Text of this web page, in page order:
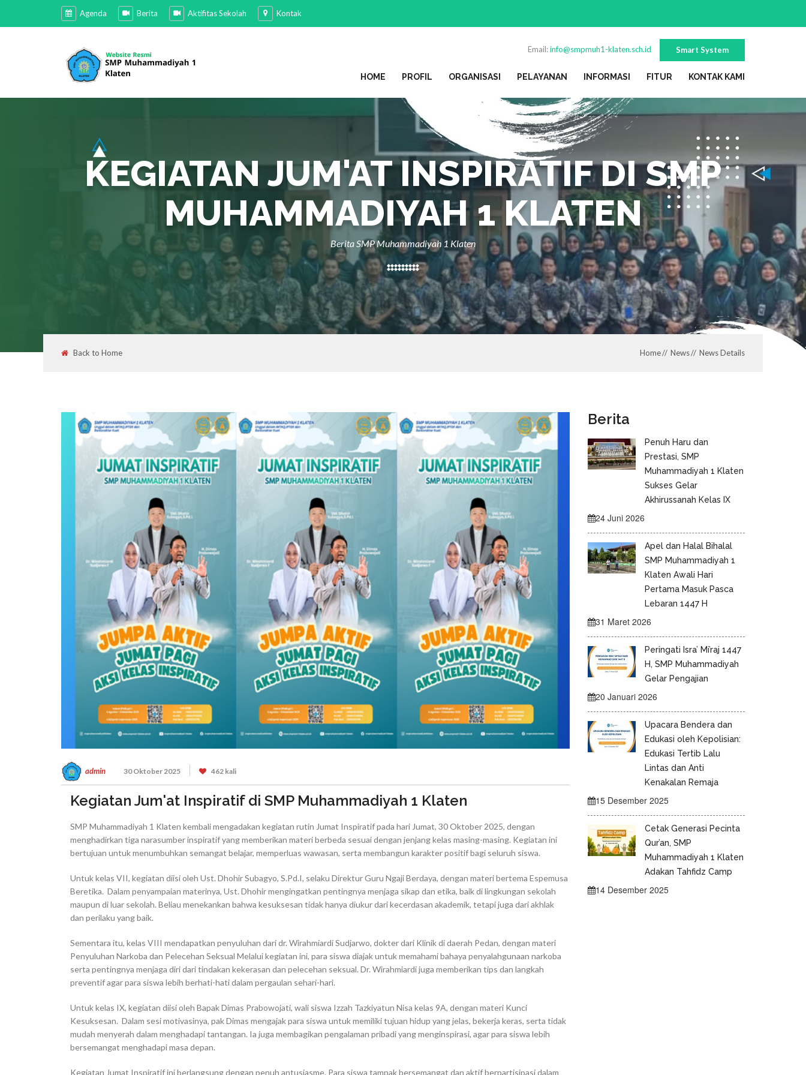
Agenda Berita Aktifitas Sekolah Kontak
Smart System
Email:info@smpmuh1-klaten.sch.id
HOME PROFIL ORGANISASI PELAYANAN INFORMASI FITUR KONTAK KAMI
KEGIATAN JUM'AT INSPIRATIF DI SMP
MUHAMMADIYAH 1 KLATEN
Berita SMP Muhammadiyah 1 Klaten
Back to Home Home News News Details
admin 30 Oktober 2025 462 kali
Kegiatan Jum'at Inspiratif di SMP Muhammadiyah 1 Klaten
SMP Muhammadiyah 1 Klaten kembali mengadakan kegiatan rutin Jumat Inspiratif pada hari Jumat, 30 Oktober 2025, dengan
menghadirkan tiga narasumber inspiratif yang memberikan materi berbeda sesuai dengan jenjang kelas masing-masing. Kegiatan ini
bertujuan untuk menumbuhkan semangat belajar, memperluas wawasan, serta membangun karakter positif bagi seluruh siswa.
Untuk kelas VII, kegiatan diisi oleh Ust. Dhohir Subagyo, S.Pd.I, selaku Direktur Guru Ngaji Berdaya, dengan materi bertema Espemusa
Beretika. Dalam penyampaian materinya, Ust. Dhohir mengingatkan pentingnya menjaga sikap dan etika, baik di lingkungan sekolah
maupun di luar sekolah. Beliau menekankan bahwa kesuksesan tidak hanya diukur dari kecerdasan akademik, tetapi juga dari akhlak
dan perilaku yang baik.
Sementara itu, kelas VIII mendapatkan penyuluhan dari dr. Wirahmiardi Sudjarwo, dokter dari Klinik di daerah Pedan, dengan materi
Penyuluhan Narkoba dan Pelecehan Seksual Melalui kegiatan ini, para siswa diajak untuk memahami bahaya penyalahgunaan narkoba
serta pentingnya menjaga diri dari tindakan kekerasan dan pelecehan seksual. Dr. Wirahmiardi juga memberikan tips dan langkah
preventif agar para siswa lebih berhati-hati dalam pergaulan sehari-hari.
Untuk kelas IX, kegiatan diisi oleh Bapak Dimas Prabowojati, wali siswa Izzah Tazkiyatun Nisa kelas 9A, dengan materi Kunci
Kesuksesan. Dalam sesi motivasinya, pak Dimas mengajak para siswa untuk memiliki tujuan hidup yang jelas, bekerja keras, serta tidak
mudah menyerah dalam menghadapi tantangan. Ia juga membagikan pengalaman pribadi yang menginspirasi, agar para siswa lebih
bersemangat menghadapi masa depan.
Kegiatan Jumat Inspiratif ini berlangsung dengan penuh antusiasme. Para siswa tampak bersemangat dan aktif berpartisipasi dalam
Berita
Penuh Haru dan
Prestasi, SMP
Muhammadiyah 1 Klaten
Sukses Gelar
Akhirussanah Kelas IX
24 Juni 2026
Apel dan Halal Bihalal
SMP Muhammadiyah 1
Klaten Awali Hari
Pertama Masuk Pasca
Lebaran 1447 H
31 Maret 2026
Peringati Isra’ Mi’raj 1447
H, SMP Muhammadiyah
Gelar Pengajian
20 Januari 2026
Upacara Bendera dan
Edukasi oleh Kepolisian:
Edukasi Tertib Lalu
Lintas dan Anti
Kenakalan Remaja
15 Desember 2025
Cetak Generasi Pecinta
Qur’an, SMP
Muhammadiyah 1 Klaten
Adakan Tahfidz Camp
14 Desember 2025